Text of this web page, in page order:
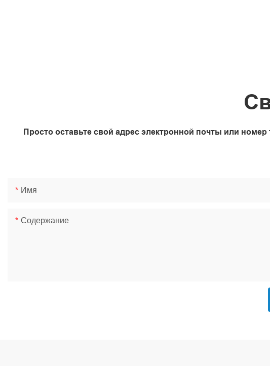
Просто оставьте свой адрес электронной почты или
Имя
Содержание